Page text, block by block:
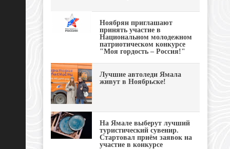
Ноябрян приглашают
принять участие в
Национальном молодежном
патриотическом конкурсе
"Моя гордость – Россия!"
Лучшие автоледи Ямала
живут в Ноябрьске!
На Ямале выберут лучший
туристический сувенир.
Стартовал приём заявок на
участие в конкурсе